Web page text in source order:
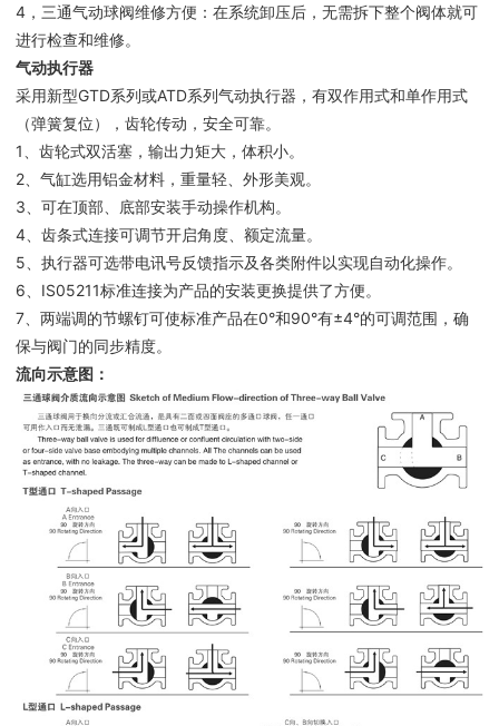
4，三通气动球阀维修方便：在系统卸压后，无需拆下整个阀体就可
进行检查和维修。
气动执行器
采用新型GTD系列或ATD系列气动执行器，有双作用式和单作用式
（弹簧复位），齿轮传动，安全可靠。
1、齿轮式双活塞，输出力矩大，体积小。
2、气缸选用铝金材料，重量轻、外形美观。
3、可在顶部、底部安装手动操作机构。
4、齿条式连接可调节开启角度、额定流量。
5、执行器可选带电讯号反馈指示及各类附件以实现自动化操作。
6、IS05211标准连接为产品的安装更换提供了方便。
7、两端调的节螺钉可使标准产品在0°和90°有±4°的可调范围，确
保与阀门的同步精度。
流向示意图：